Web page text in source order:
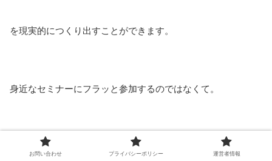
を現実的につくり出すことができます。
身近なセミナーにフラッと参加するのではなくて。
遠くてもわざわざ足を運んでいくことで、現実的に状況が変
お問い合わせ プライバシーポリシー 運営者情報